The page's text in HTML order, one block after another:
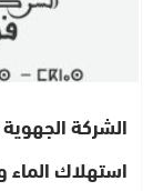
الشركة
استهلاك الماء